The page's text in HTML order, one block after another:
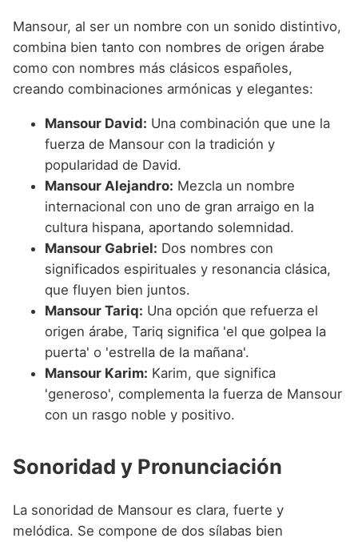
Mansour, al ser un nombre con un sonido distintivo,
combina bien tanto con nombres de origen árabe
como con nombres más clásicos españoles,
creando combinaciones armónicas y elegantes:
Mansour David: Una combinación que une la
fuerza de Mansour con la tradición y
popularidad de David.
Mansour Alejandro: Mezcla un nombre
internacional con uno de gran arraigo en la
cultura hispana, aportando solemnidad.
Mansour Gabriel: Dos nombres con
significados espirituales y resonancia clásica,
que fluyen bien juntos.
Mansour Tariq: Una opción que refuerza el
origen árabe, Tariq significa 'el que golpea la
puerta' o 'estrella de la mañana'.
Mansour Karim: Karim, que significa
'generoso', complementa la fuerza de Mansour
con un rasgo noble y positivo.
Sonoridad y Pronunciación
La sonoridad de Mansour es clara, fuerte y
melódica. Se compone de dos sílabas bien